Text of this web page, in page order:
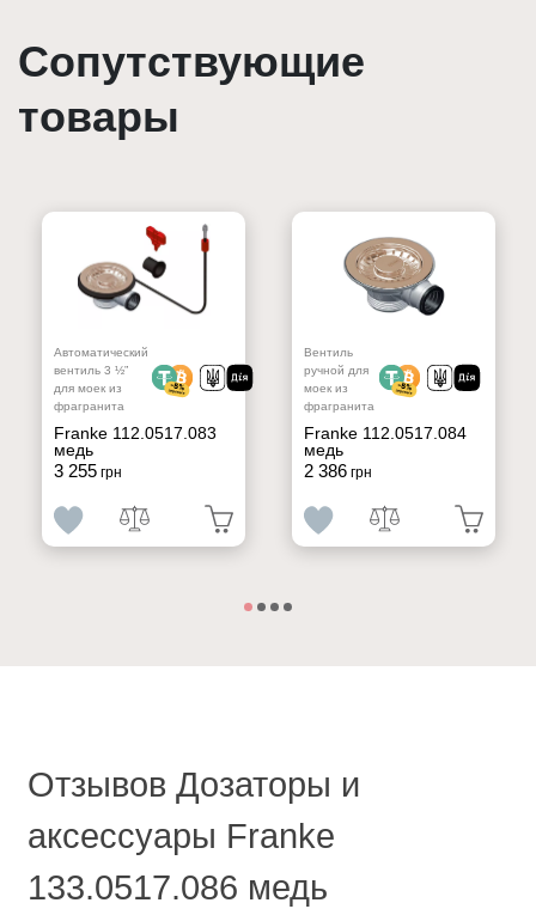
Сопутствующие
товары
Автоматический
вентиль 3 ½”
для моек из
фрагранита
Franke 112.0517.083
медь
3 255грн
Вентиль
ручной для
моек из
фрагранита
Franke 112.0517.084
медь
2 386грн
Отзывов Дозаторы и
аксессуары Franke
133.0517.086 медь